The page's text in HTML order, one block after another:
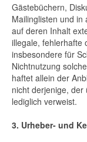
Gästebüchern,
Mailinglisten und
auf deren Inhalt
illegale, fehlerhafte
insbesondere für
Nichtnutzung
haftet allein der
nicht derjenige, der
lediglich verweist.
3. Urheber- und